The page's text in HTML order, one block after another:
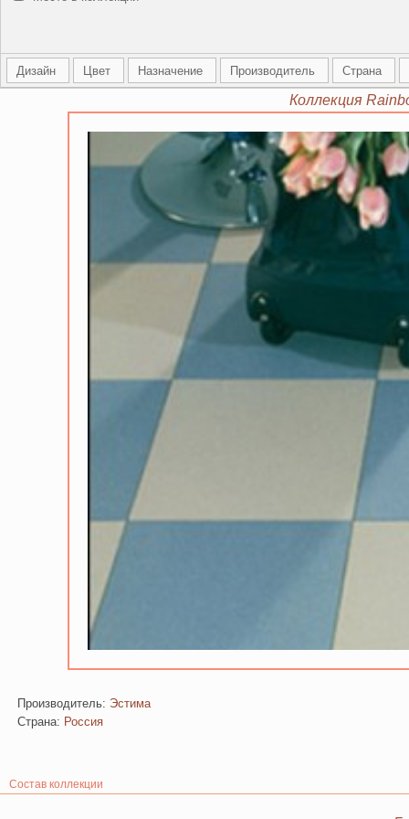
Дизайн Цвет Назначение Производитель Страна
Коллекция
Производитель: Эстима
Страна: Россия
Состав коллекции